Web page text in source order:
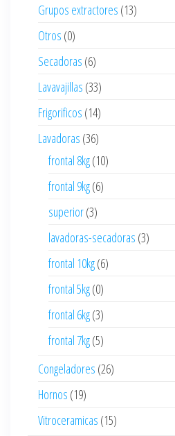
Grupos extractores (13)
Otros (0)
Secadoras (6)
Lavavajillas (33)
Frigorificos (14)
Lavadoras (36)
frontal 8kg(10)
frontal 9kg(6)
superior(3)
lavadoras-secadoras (3)
frontal 10kg(6)
frontal 5kg(0)
frontal 6kg(3)
frontal 7kg(5)
Congeladores (26)
Hornos (19)
Vitroceramicas (15)